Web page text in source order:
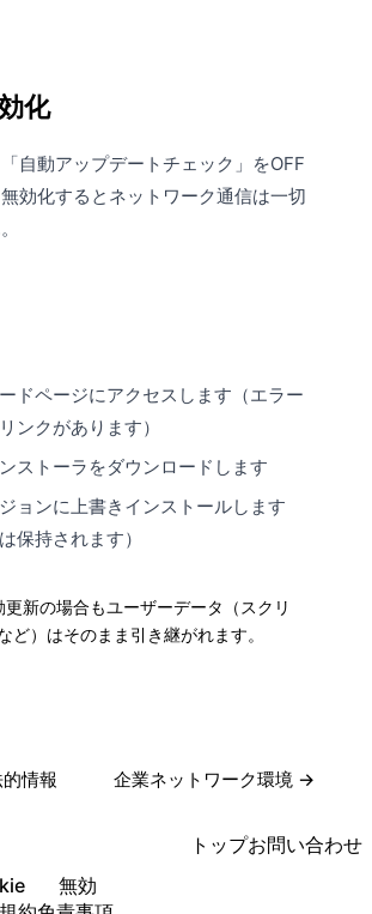
化
自動アップデートチェック」をOFF
効化するとネットワーク通信は一切
ドページにアクセスします（エラー
ンクがあります）
ストーラをダウンロードします
ョンに上書きインストールします
保持されます）
更新の場合もユーザーデータ（スクリ
ど）はそのまま引き継がれます。
情報 企業ネットワーク環境 →
トップお問い合わせ
無効